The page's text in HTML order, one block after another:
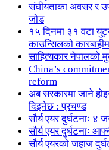
संघीयताका अवसर र
जोड
१५ दिनमा ३१ वटा
काउन्सिलको
साहित्यकार नेपालको
China’s
reform
अब सरकारमा जाने
दिइनेछ : प्रचण्ड
सौर्य एयर दुर्घटनाः ४
सौर्य एयर दुर्घटनाः
सौर्य एयरको जहाज